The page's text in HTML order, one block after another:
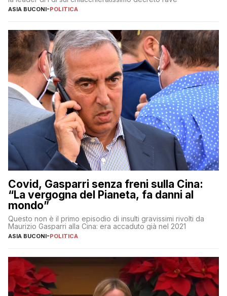
ASIA BUCONI-POLITICA
Covid, Gasparri senza freni sulla Cina:
“La vergogna del Pianeta, fa danni al
mondo”
Questo non è il primo episodio di insulti gravissimi rivolti da
Maurizio Gasparri alla Cina: era accaduto già nel 2021
ASIA BUCONI-POLITICA